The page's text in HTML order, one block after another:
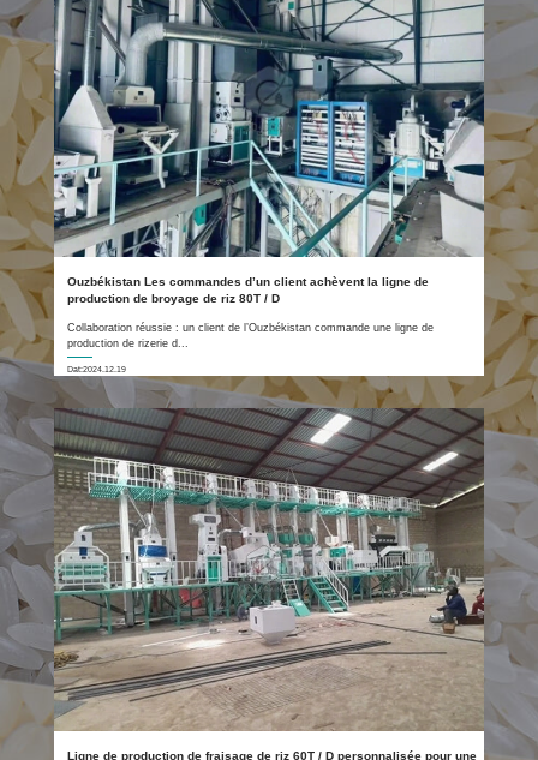
Ouzbékistan Les commandes d’un client achèvent la ligne de
production de broyage de riz 80T / D
Collaboration réussie : un client de l’Ouzbékistan commande une ligne de
production de rizerie d...
Dat:2024.12.19
Ligne de production de fraisage de riz 60T / D personnalisée pour une